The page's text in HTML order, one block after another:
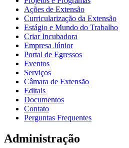
Ações de Extensão
Curricularização da Extensão
Estágio e Mundo do Trabalho
Criar Incubadora
Empresa Júnior
Portal de Egressos
Eventos
Serviços
Câmara de Extensão
Editais
Documentos
Contato
Perguntas Frequentes
Administração